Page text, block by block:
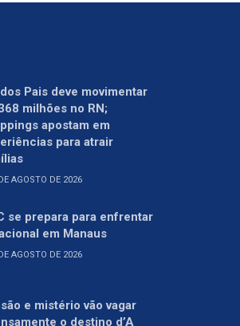
dos Pais deve movimentar
milhões no RN;
apostam em
para atrair
AGOSTO DE 2026
se prepara para enfrentar
em Manaus
AGOSTO DE 2026
e mistério vão vagar
o destino d’A